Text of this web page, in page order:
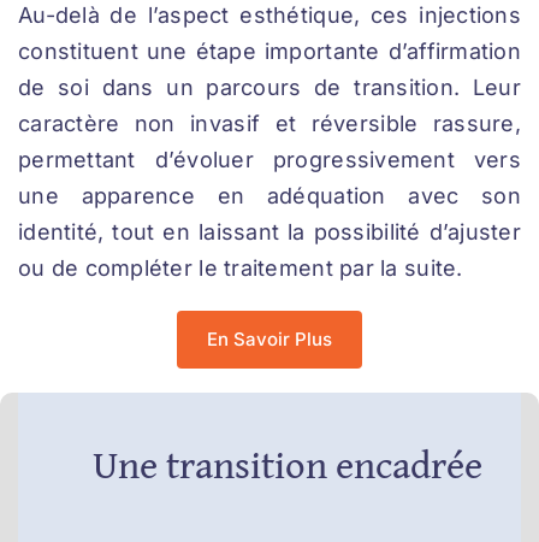
Au-delà de l’aspect esthétique, ces injections
constituent une étape importante d’affirmation
de soi dans un parcours de transition. Leur
caractère non invasif et réversible rassure,
permettant d’évoluer progressivement vers
une apparence en adéquation avec son
identité, tout en laissant la possibilité d’ajuster
ou de compléter le traitement par la suite.
En Savoir Plus
Une transition encadrée